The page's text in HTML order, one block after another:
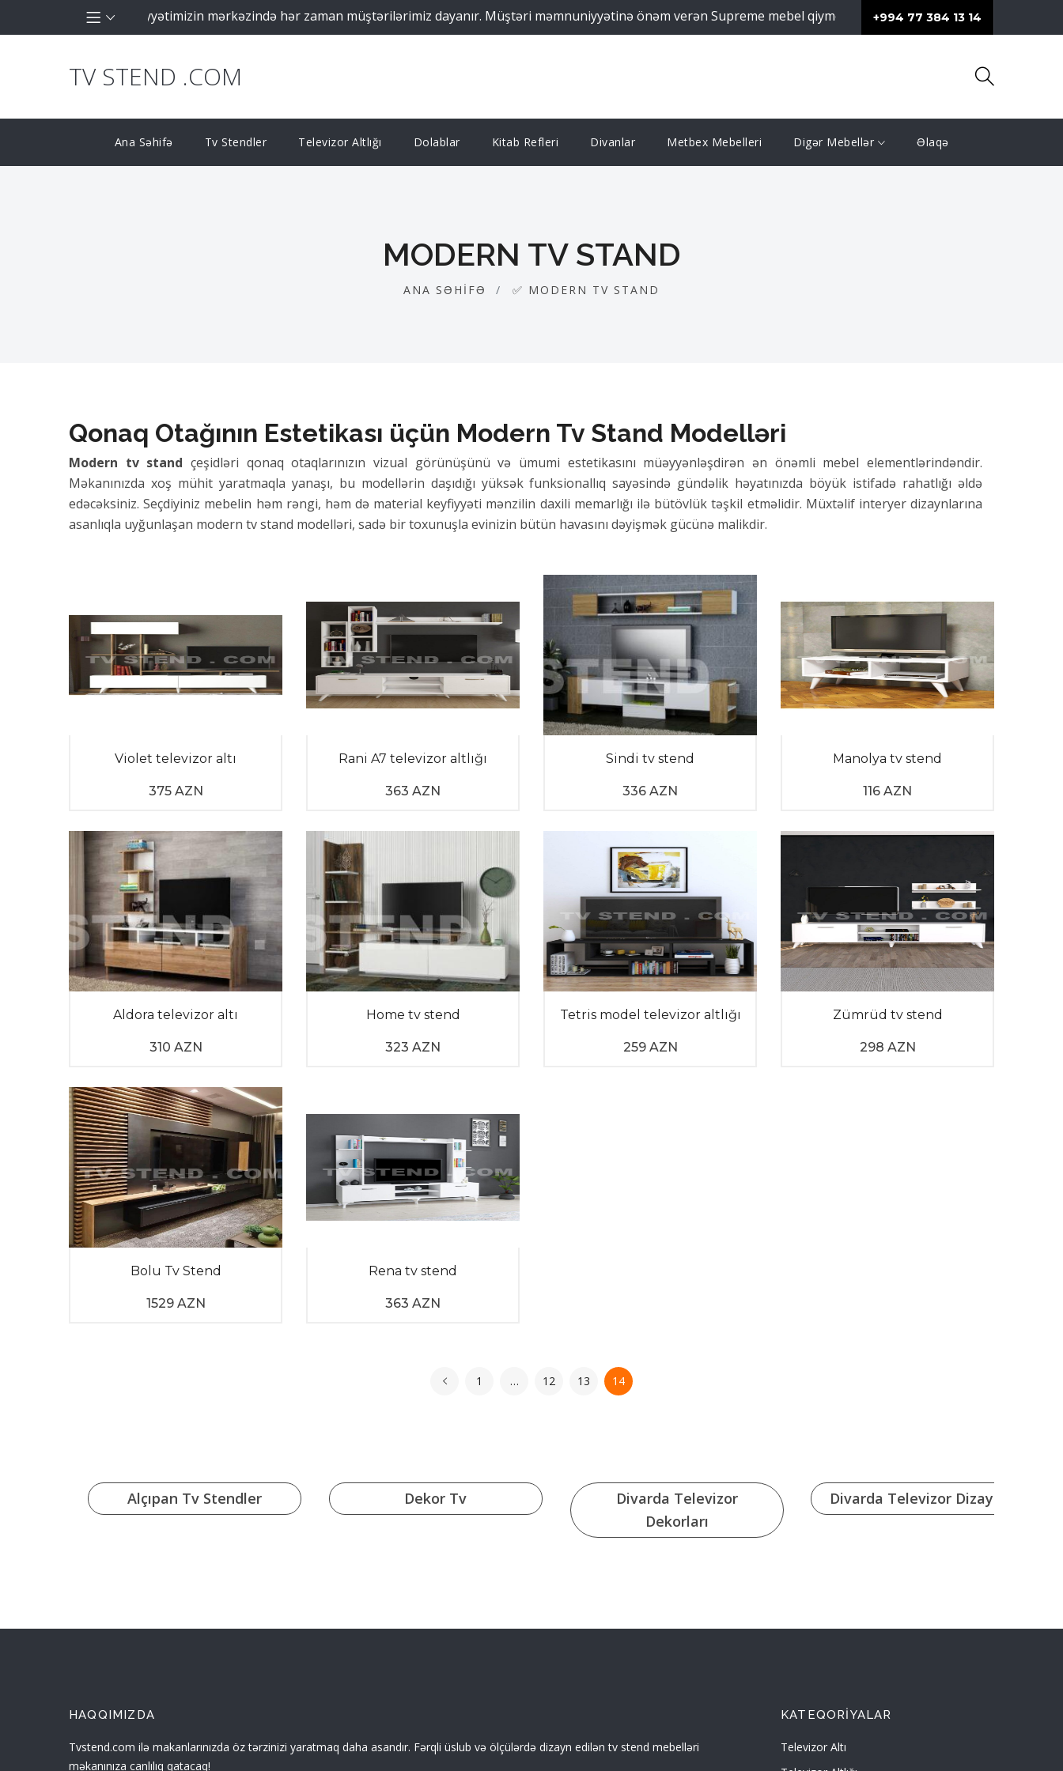
şirkəti olaraq fəaliyyətimizin mərkəzində hər zaman müştərilərimiz dayanır. Müştəri məmnuniyyətinə önəm verən Supreme mebel qiymeti və məhsullarının keyfiyyəti ilə fərqlənir.
+994 77 384 13 14
TV STEND .COM
Ana Səhifə Tv Stendler Televizor Altlığı Dolablar Kitab Refleri Divanlar Metbex Mebelleri Digər Mebellər Əlaqə
MODERN TV STAND
ANA SƏHIFƏ ✅ MODERN TV STAND
Qonaq Otağının Estetikası üçün Modern Tv Stand Modelləri
Modern tv stand çeşidləri qonaq otaqlarınızın vizual görünüşünü və ümumi estetikasını müəyyənləşdirən ən önəmli mebel elementlərindəndir.
Məkanınızda xoş mühit yaratmaqla yanaşı, bu modellərin daşıdığı yüksək funksionallıq sayəsində gündəlik həyatınızda böyük istifadə rahatlığı əldə
edəcəksiniz. Seçdiyiniz mebelin həm rəngi, həm də material keyfiyyəti mənzilin daxili memarlığı ilə bütövlük təşkil etməlidir. Müxtəlif interyer dizaynlarına
asanlıqla uyğunlaşan modern tv stand modelləri, sadə bir toxunuşla evinizin bütün havasını dəyişmək gücünə malikdir.
modellərinin sahib olduğu geniş rəf sistemləri müxtəlif əşyaların saxlanmasına və elektrik naqillərini asanlıqla gizlətməyinizə köməklik edir.
Səliqəli bir görünüş əldə etmək üçün bu cür praktiki quruluşa malik nümunələr çox əşyalı evlər üçün hər zaman ideal seçim hesab olunur. Dayanıqlılığı və
yüngül olması ilə fərqlənən laminat və digər müasir materiallar, mebel istehsalında ən çox üstünlük verilən variantlardır. Arzuladığınız nizamı yaratmaq və
televizorunuzu təhlükəsiz şəkildə yerləşdirmək üçün keyfiyyətli bir tv stand əldə etmək məkanın dolğunluğunu təmin edən əsas addımdır.
Kiçik Məkanlar üçün Müasir Stand Tv Həlləri
künc modelləri və minimalist konstruksiyaları ilə kiçik evlərdə yerdən səmərəli istifadə etmək məqsədilə hazırlanan ən yaxşı həllərdəndir.
Küncə yerləşdirilən vahidlər otaqda daha çox boş sahə qalmasına şərait yaradır və məkana fərqli, müasir bir üslub qazandırır. Eyni zamanda, bu modellərin
sahib olduğu gizli bölmələr texnoloji cihazların yaratdığı vizual ağırlığı nəzərəçarpacaq dərəcədə azaldır. Mənzilinizin ölçülərinə tam uyğun gələn bir
modern tv stand seçərək, həm dar sahələri qiymətləndirə, həm də otağınızda zövqlü bir mühit formalaşdıra bilərsiniz.
Siz də qonaq otağınızın görünüşünü tamamilə yeniləmək və daha rahat bir istifadə sahəsi yaratmaq istəyirsinizsə, kolleksiyamıza nəzər salın. Bir-birindən
fərqli və keyfiyyətli modelləri əldə etmək üçün saytımızdakı çeşidləri incələməyə davam edin!
Violet televizor altı
375 AZN
Rani A7 televizor altlığı
363 AZN
Sindi tv stend
336 AZN
Manolya tv stend
116 AZN
Aldora televizor altı
310 AZN
Home tv stend
323 AZN
Tetris model televizor altlığı
259 AZN
Zümrüd tv stend
298 AZN
Bolu Tv Stend
1529 AZN
Rena tv stend
363 AZN
1 … 12 13 14
Alçıpan Tv Stendler Dekor Tv
Divarda Televizor
Dekorları
Divarda Televizor Dizayni
HAQQIMIZDA
Tvstend.com ilə makanlarınızda öz tərzinizi yaratmaq daha asandır. Fərqli üslub və ölçülərdə dizayn edilən tv stend mebelləri
məkanınıza canlılıq qatacaq!
KATEQORIYALAR
Televizor Altı